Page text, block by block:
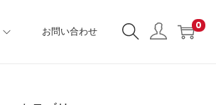
お問い合わせ 0